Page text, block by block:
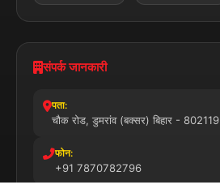
संपर्क जानकारी
पता:
चौक रोड, डुमरांव (बक्सर) बिहार - 802119
फोन:
+91 7870782796